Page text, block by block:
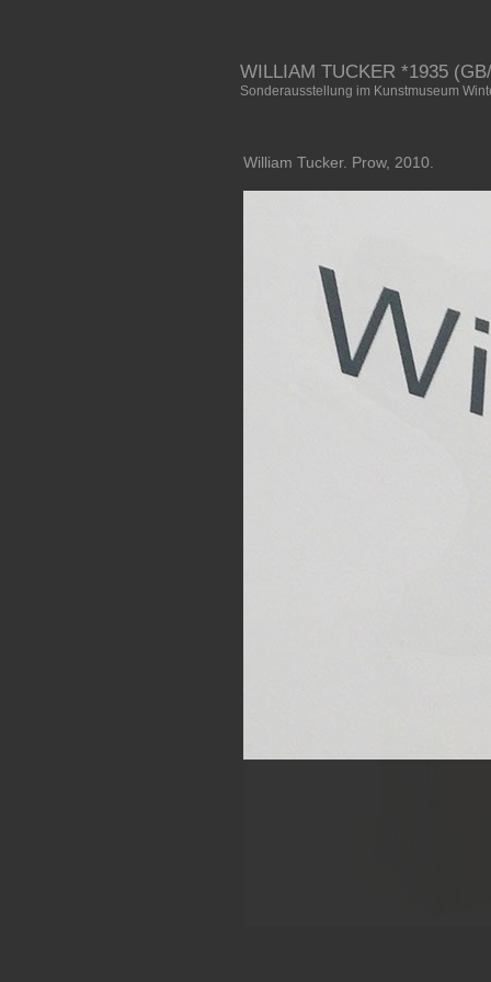
WILLIAM TUCKER *1935
Sonderausstellung im Kunstmuseum
William Tucker. Prow, 2010.